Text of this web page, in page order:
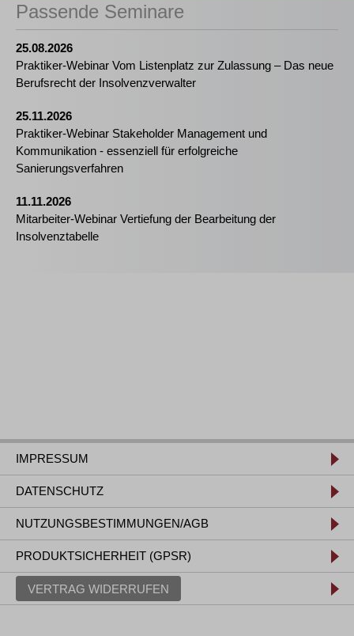
Passende Seminare
25.08.2026
Praktiker-Webinar Vom Listenplatz zur Zulassung – Das neue
Berufsrecht der Insolvenzverwalter
25.11.2026
Praktiker-Webinar Stakeholder Management und
Kommunikation - essenziell für erfolgreiche
Sanierungsverfahren
11.11.2026
Mitarbeiter-Webinar Vertiefung der Bearbeitung der
Insolvenztabelle
IMPRESSUM
DATENSCHUTZ
NUTZUNGSBESTIMMUNGEN/AGB
PRODUKTSICHERHEIT (GPSR)
VERTRAG WIDERRUFEN